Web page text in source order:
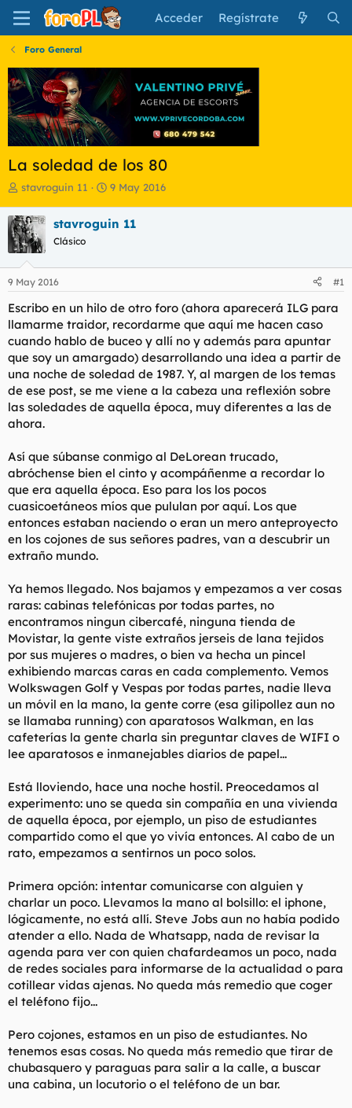
Acceder Regístrate
Foro General
La soledad de los 80
I
i
c
i
a
d
o
d
e
l
t
e
a
stavroguin 11
F
h
e
i
c
i
o
9 May 2016
stavroguin 11
Clásico
9 May 2016 #1
Escribo en un hilo de otro foro (ahora aparecerá ILG para
llamarme traidor, recordarme que aquí me hacen caso
cuando hablo de buceo y allí no y además para apuntar
que soy un amargado) desarrollando una idea a partir de
una noche de soledad de 1987. Y, al margen de los temas
de ese post, se me viene a la cabeza una reflexión sobre
las soledades de aquella época, muy diferentes a las de
ahora.
Así que súbanse conmigo al DeLorean trucado,
abróchense bien el cinto y acompáñenme a recordar lo
que era aquella época. Eso para los los pocos
cuasicoetáneos míos que pululan por aquí. Los que
entonces estaban naciendo o eran un mero anteproyecto
en los cojones de sus señores padres, van a descubrir un
extraño mundo.
Ya hemos llegado. Nos bajamos y empezamos a ver cosas
raras: cabinas telefónicas por todas partes, no
encontramos ningun cibercafé, ninguna tienda de
Movistar, la gente viste extraños jerseis de lana tejidos
por sus mujeres o madres, o bien va hecha un pincel
exhibiendo marcas caras en cada complemento. Vemos
Wolkswagen Golf y Vespas por todas partes, nadie lleva
un móvil en la mano, la gente corre (esa gilipollez aun no
se llamaba running) con aparatosos Walkman, en las
cafeterías la gente charla sin preguntar claves de WIFI o
lee aparatosos e inmanejables diarios de papel...
Está lloviendo, hace una noche hostil. Preocedamos al
experimento: uno se queda sin compañía en una vivienda
de aquella época, por ejemplo, un piso de estudiantes
compartido como el que yo vivía entonces. Al cabo de un
rato, empezamos a sentirnos un poco solos.
Primera opción: intentar comunicarse con alguien y
charlar un poco. Llevamos la mano al bolsillo: el iphone,
lógicamente, no está allí. Steve Jobs aun no había podido
atender a ello. Nada de Whatsapp, nada de revisar la
agenda para ver con quien chafardeamos un poco, nada
de redes sociales para informarse de la actualidad o para
cotillear vidas ajenas. No queda más remedio que coger
el teléfono fijo...
Pero cojones, estamos en un piso de estudiantes. No
tenemos esas cosas. No queda más remedio que tirar de
chubasquero y paraguas para salir a la calle, a buscar
una cabina, un locutorio o el teléfono de un bar.